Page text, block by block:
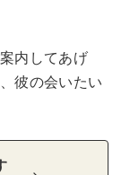
内してあげ
彼の会いたい